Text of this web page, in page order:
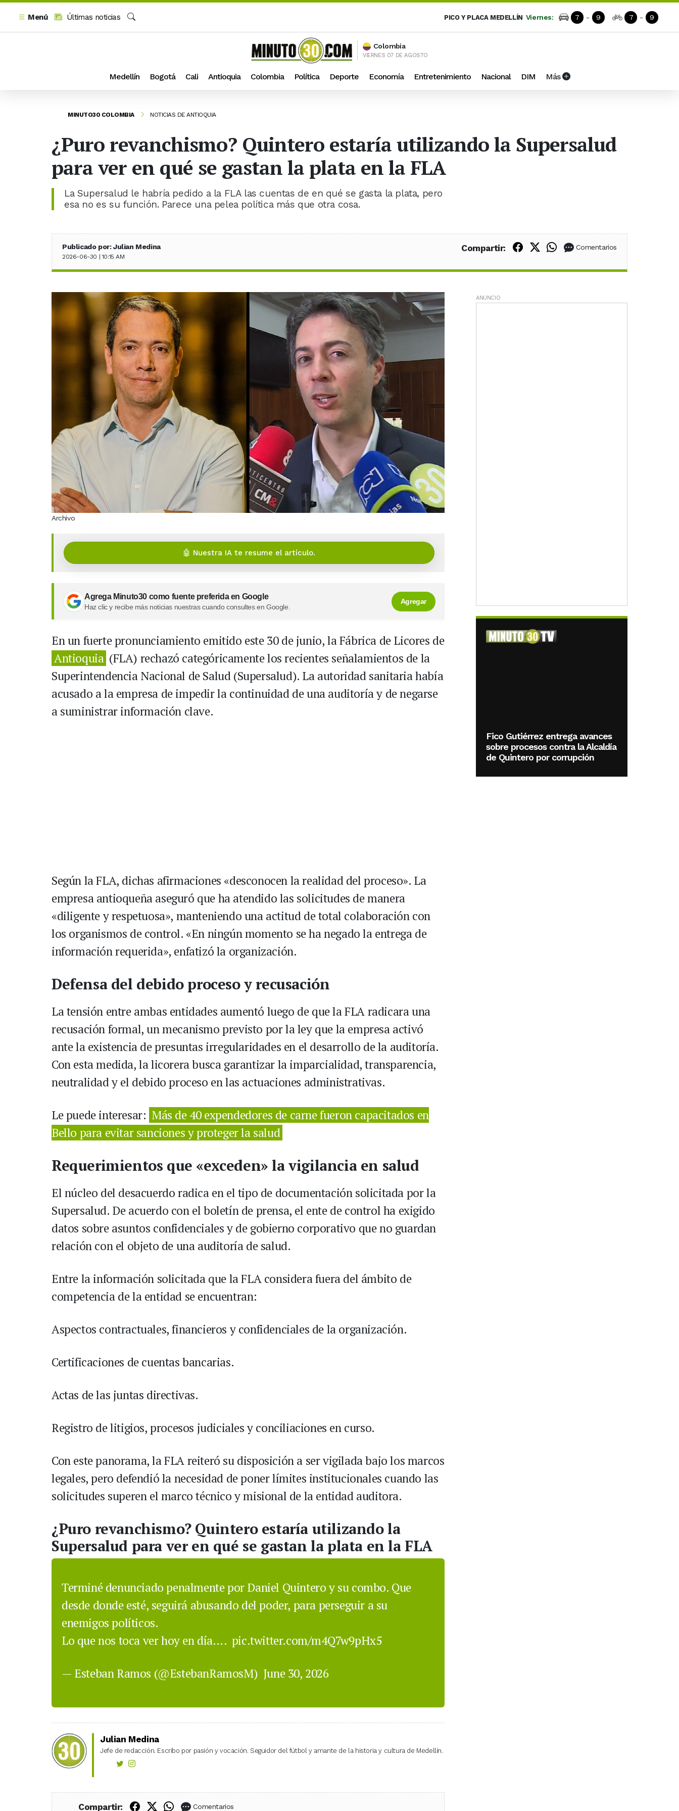
Menú
Últimas noticias
PICO Y PLACA MEDELLÍN Viernes: 7 - 9 7 - 9
Colombia
VIERNES 07 DE AGOSTO
Medellín Bogotá Cali Antioquia Colombia Política Deporte Economía Entretenimiento Nacional DIM Más
MINUTO30 COLOMBIA NOTICIAS DE ANTIOQUIA
¿Puro revanchismo? Quintero estaría utilizando la Supersalud
para ver en qué se gastan la plata en la FLA
La Supersalud le habría pedido a la FLA las cuentas de en qué se gasta la plata, pero
esa no es su función. Parece una pelea política más que otra cosa.
Publicado por: Julian Medina
2026-06-30 | 10:15 AM
Compartir: Compartir en Facebook
Compartir en X (Twitter)
Compartir en WhatsApp
Comentarios
Archivo
🤖 Nuestra IA te resume el artículo.
Agrega Minuto30 como fuente preferida en Google
Haz clic y recibe más noticias nuestras cuando consultes en Google.
Agregar
En un fuerte pronunciamiento emitido este 30 de junio, la Fábrica de Licores de
Antioquia (FLA) rechazó categóricamente los recientes señalamientos de la
Superintendencia Nacional de Salud (Supersalud). La autoridad sanitaria había
acusado a la empresa de impedir la continuidad de una auditoría y de negarse
a suministrar información clave.
Según la FLA, dichas afirmaciones «desconocen la realidad del proceso». La
empresa antioqueña aseguró que ha atendido las solicitudes de manera
«diligente y respetuosa», manteniendo una actitud de total colaboración con
los organismos de control. «En ningún momento se ha negado la entrega de
información requerida», enfatizó la organización.
Defensa del debido proceso y recusación
La tensión entre ambas entidades aumentó luego de que la FLA radicara una
recusación formal, un mecanismo previsto por la ley que la empresa activó
ante la existencia de presuntas irregularidades en el desarrollo de la auditoría.
Con esta medida, la licorera busca garantizar la imparcialidad, transparencia,
neutralidad y el debido proceso en las actuaciones administrativas.
Le puede interesar: Más de 40 expendedores de carne fueron capacitados en
Bello para evitar sanciones y proteger la salud
Requerimientos que «exceden» la vigilancia en salud
El núcleo del desacuerdo radica en el tipo de documentación solicitada por la
Supersalud. De acuerdo con el boletín de prensa, el ente de control ha exigido
datos sobre asuntos confidenciales y de gobierno corporativo que no guardan
relación con el objeto de una auditoría de salud.
Entre la información solicitada que la FLA considera fuera del ámbito de
competencia de la entidad se encuentran:
Aspectos contractuales, financieros y confidenciales de la organización.
Certificaciones de cuentas bancarias.
Actas de las juntas directivas.
Registro de litigios, procesos judiciales y conciliaciones en curso.
Con este panorama, la FLA reiteró su disposición a ser vigilada bajo los marcos
legales, pero defendió la necesidad de poner límites institucionales cuando las
solicitudes superen el marco técnico y misional de la entidad auditora.
¿Puro revanchismo? Quintero estaría utilizando la
Supersalud para ver en qué se gastan la plata en la FLA
Terminé denunciado penalmente por Daniel Quintero y su combo. Que
desde donde esté, seguirá abusando del poder, para perseguir a su
enemigos políticos.
Lo que nos toca ver hoy en día…. pic.twitter.com/m4Q7w9pHx5
— Esteban Ramos (@EstebanRamosM) June 30, 2026
Julian Medina
Jefe de redacción. Escribo por pasión y vocación. Seguidor del fútbol y amante de la historia y cultura de Medellín.
Compartir: Compartir en Facebook
Compartir en X (Twitter)
Compartir en WhatsApp
Comentarios
ANUNCIO
Fico Gutiérrez entrega avances
sobre procesos contra la Alcaldía
de Quintero por corrupción